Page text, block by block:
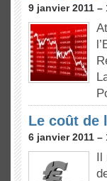
9 janvier 2011 –
Le coût de
6 janvier 2011 –
Il